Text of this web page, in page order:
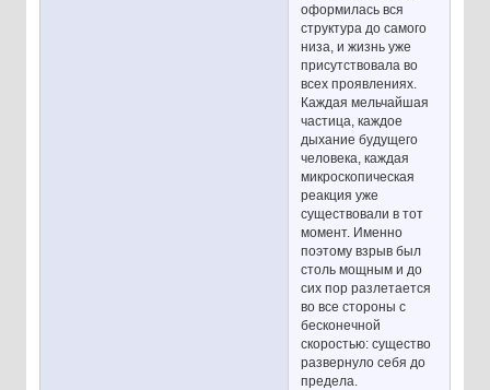
оформилась вся
структура до самого
низа, и жизнь уже
присутствовала во
всех проявлениях.
Каждая мельчайшая
частица, каждое
дыхание будущего
человека, каждая
микроскопическая
реакция уже
существовали в тот
момент. Именно
поэтому взрыв был
столь мощным и до
сих пор разлетается
во все стороны с
бесконечной
скоростью: существо
развернуло себя до
предела.